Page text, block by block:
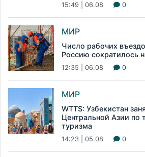
15:49 | 06.08 0
МИР
Число рабочих
Россию сократилось
12:35 | 06.08 0
МИР
WTTS: Узбекистан
Центральной Азии по
туризма
14:23 | 05.08 0